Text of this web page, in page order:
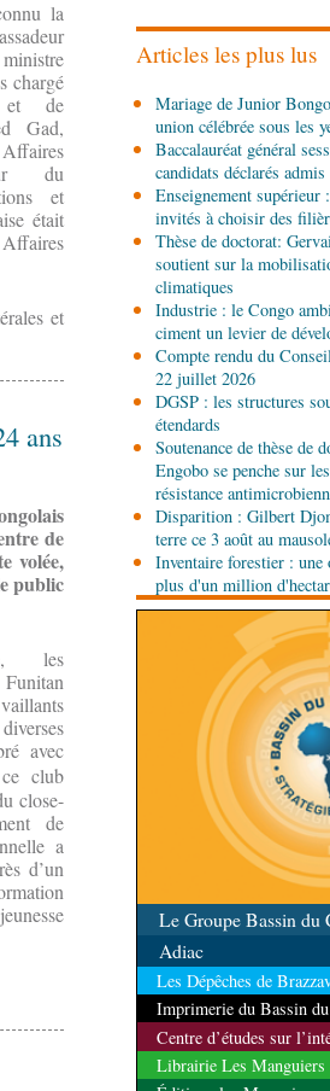
la
chargé
et de
Gad,
du
et
était
et
ans
de
volée,
public
les
avec
club
close-
de
a
d’un
le défi du renouveau
SociétéInsertion
formés aux métiers de
04-08-2026 17:00
Économie
installations de Sofatt
04-08-2026 16:45
Économie Contrôle et
Rheinland rejoint le
04-08-2026 14:00
Sport8e Championnat
Brazzaville au sommet
04-08-2026 12:30
Afrique-MondeAfrique
mondiale finance la
routier Bangui-Douala
Articles les plus lus
Mariage de Junior
union célébrée sous les
Baccalauréat général
candidats déclarés admis
Enseignement supérieur
invités à choisir des
Thèse de doctorat:
soutient sur la
climatiques
Industrie : le Congo
ciment un levier de
Compte rendu du
22 juillet 2026
DGSP : les structures
étendards
Soutenance de thèse de
Engobo se penche sur
résistance
Disparition : Gilbert
terre ce 3 août au
Inventaire forestier : une
plus d'un million
Le Groupe Bassin du
Adiac
Les Dépêches de
Imprimerie du Bassin
Centre d’études sur
Librairie Les Manguiers